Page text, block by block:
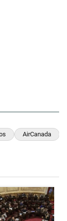
AirCanada
mientras el
de tendencia con